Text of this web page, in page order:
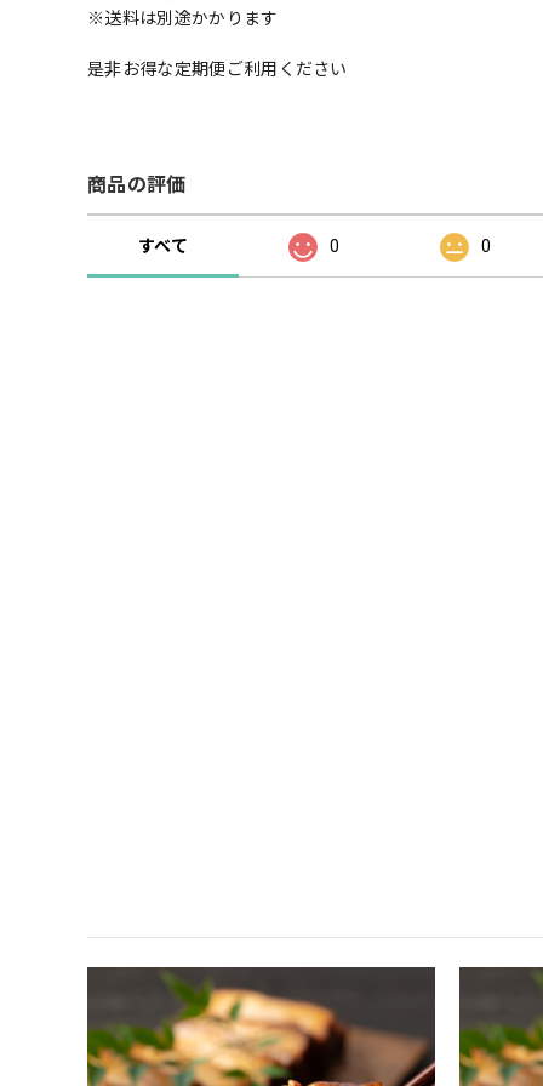
※送料は別途かかります
是非お得な定期便ご利用ください
商品の評価
すべて 0 0